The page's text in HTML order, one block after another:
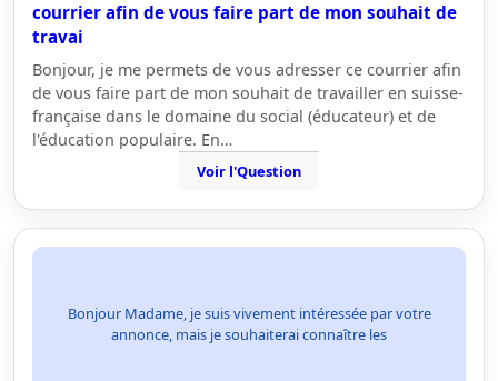
courrier afin de vous faire part de mon souhait de
travai
Bonjour, je me permets de vous adresser ce courrier afin
de vous faire part de mon souhait de travailler en suisse-
française dans le domaine du social (éducateur) et de
l'éducation populaire. En…
Voir l'Question
Bonjour Madame, je suis vivement intéressée par votre
annonce, mais je souhaiterai connaître les